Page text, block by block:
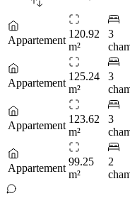
Appartement
120.92
m²
3
Appartement
125.24
m²
3
Appartement
123.62
m²
3
Appartement
99.25
m²
2